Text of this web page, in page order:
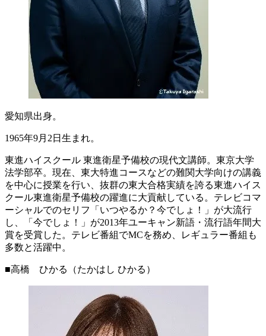
愛知県出身。
1965年9月2日生まれ。
東進ハイスクール 東進衛星予備校の現代文講師。東京大学
法学部卒。現在、東大特進コースなどの難関大学向けの講義
を中心に授業を行い、抜群の東大合格実績を誇る東進ハイス
クール東進衛星予備校の躍進に大貢献している。テレビコマ
ーシャルでのセリフ「いつやるか？今でしょ！」が大流行
し、「今でしょ！」が2013年ユーキャン新語・流行語年間大
賞を受賞した。テレビ番組でMCを務め、レギュラー番組も
多数と活躍中。
■高橋 ひかる（たかはし ひかる）